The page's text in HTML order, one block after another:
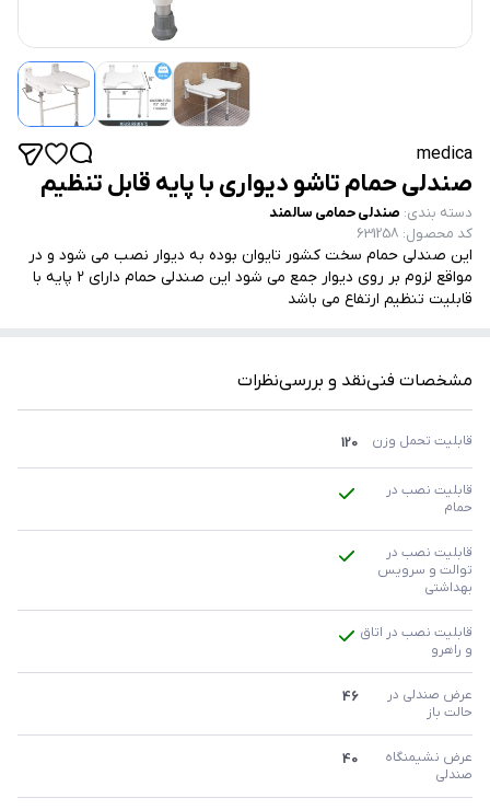
medica
صندلی حمام تاشو دیواری با پایه قابل تنظیم
دسته بندی: صندلی حمامی سالمند
کد محصول:
631258
این صندلی حمام سخت کشور تایوان بوده به دیوار نصب می شود و در
مواقع لزوم بر روی دیوار جمع می شود این صندلی حمام دارای 2 پایه با
قابلیت تنظیم ارتفاع می باشد
مشخصات فنینقد و بررسینظرات
قابلیت تحمل وزن 120
حمام
بهداشتی
و راهرو
حالت باز
46
صندلی
40